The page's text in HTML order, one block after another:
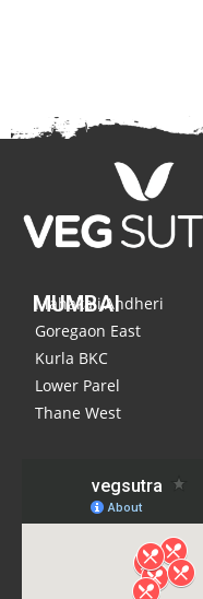
MUMBAI
Mahakali,Andheri
Goregaon East
Kurla BKC
Lower Parel
Thane West